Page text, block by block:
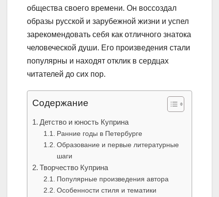
общества своего времени. Он воссоздал
образы русской и зарубежной жизни и успел
зарекомендовать себя как отличного знатока
человеческой души. Его произведения стали
популярны и находят отклик в сердцах
читателей до сих пор.
Содержание
Детство и юность Куприна
Ранние годы в Петербурге
Образование и первые литературные
шаги
Творчество Куприна
Популярные произведения автора
Особенности стиля и тематики